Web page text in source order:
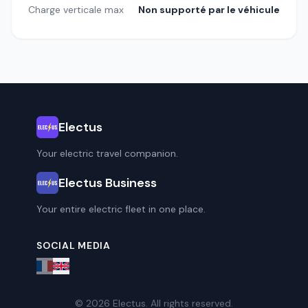
Charge verticale max Non supporté par le véhicule
Electus
Your electric travel companion.
Electus Business
Your entire electric fleet in one place.
SOCIAL MEDIA
© 2026 Electus. All rights reserved.